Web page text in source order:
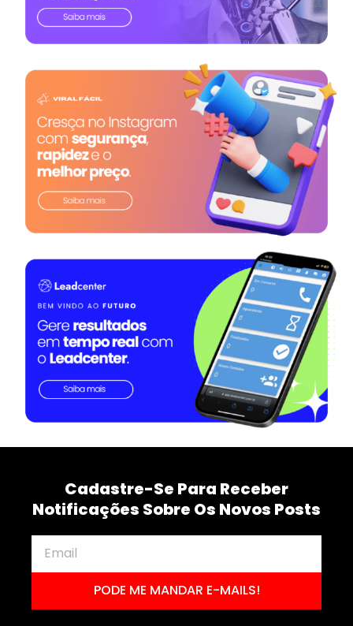
Cadastre-Se Para Receber
Notificações Sobre Os Novos Posts
PODE ME MANDAR E-MAILS!